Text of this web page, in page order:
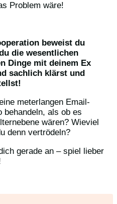
Problem wäre!
beweist du
die wesentlichen
Dinge mit deinem Ex
sachlich klärst und
meterlangen Email-
behandeln, als ob es
wären? Wieviel
denn vertrödeln?
gerade an – spiel lieber